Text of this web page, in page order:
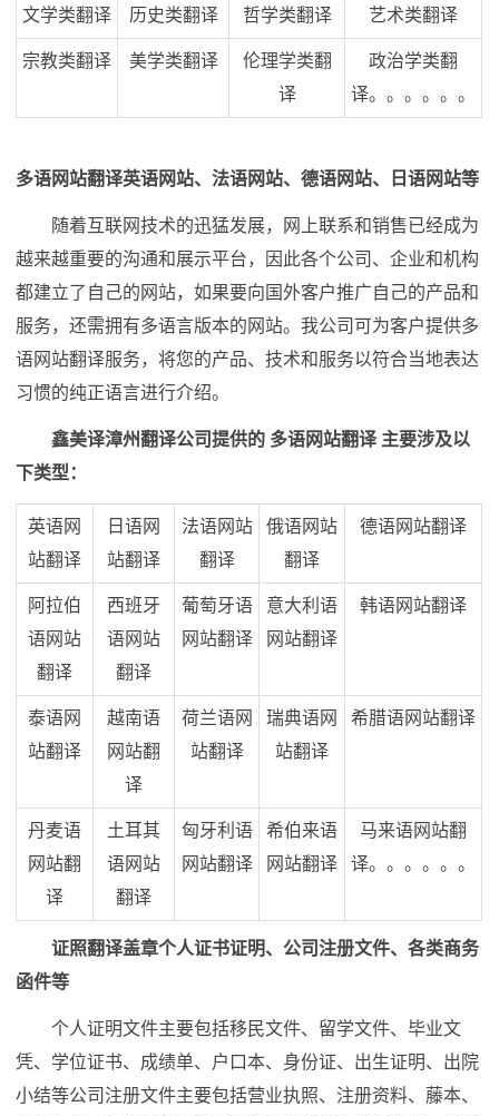
文学类翻译 历史类翻译 哲学类翻译 艺术类翻译
宗教类翻译 美学类翻译
伦理学类翻
译
政治学类翻
译。。。。。。
多语网站翻译英语网站、法语网站、德语网站、日语网站等
随着互联网技术的迅猛发展，网上联系和销售已经成为
越来越重要的沟通和展示平台，因此各个公司、企业和机构
都建立了自己的网站，如果要向国外客户推广自己的产品和
服务，还需拥有多语言版本的网站。我公司可为客户提供多
语网站翻译服务，将您的产品、技术和服务以符合当地表达
习惯的纯正语言进行介绍。
鑫美译漳州翻译公司提供的 多语网站翻译 主要涉及以
下类型：
英语网
站翻译
日语网
站翻译
法语网站
翻译
俄语网站
翻译
德语网站翻译
阿拉伯
语网站
翻译
西班牙
语网站
翻译
葡萄牙语
网站翻译
意大利语
网站翻译
韩语网站翻译
泰语网
站翻译
越南语
网站翻
译
荷兰语网
站翻译
瑞典语网
站翻译
希腊语网站翻译
丹麦语
网站翻
译
土耳其
语网站
翻译
匈牙利语
网站翻译
希伯来语
网站翻译
马来语网站翻
译。。。。。。
证照翻译盖章个人证书证明、公司注册文件、各类商务
函件等
个人证明文件主要包括移民文件、留学文件、毕业文
凭、学位证书、成绩单、户口本、身份证、出生证明、出院
小结等公司注册文件主要包括营业执照、注册资料、藤本、